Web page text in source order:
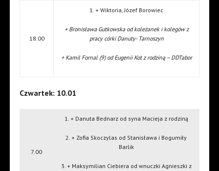
18.00
1. + Wiktoria, Józef Borowiec
+ Bronisława Gutkowska od koleżanek i kolegów z
pracy córki Danuty- Tarnoszyn
+ Kamil Fornal (9) od Eugenii Kot z rodziną – DDTabor
Czwartek: 10.01
7.00
1. + Danuta Bednarz od syna Macieja z rodziną
2. + Zofia Skoczylas od Stanisława i Bogumiły
Barlik
3. + Maksymilian Ciebiera od wnuczki Agnieszki z